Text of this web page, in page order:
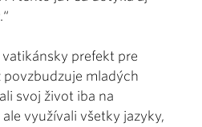
prefekt pre
povzbudzuje mladých
svoj život iba na
využívali všetky jazyky,